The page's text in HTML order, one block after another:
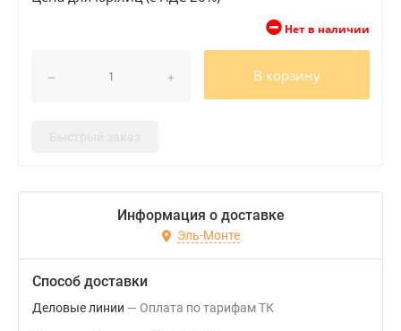
Нет в наличии
В корзину
Информация о доставке
Эль-Монте
Способ доставки
Деловые линии Оплата по тарифам ТК